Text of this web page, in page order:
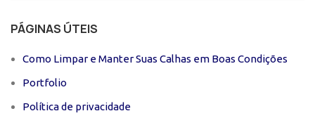
PÁGINAS ÚTEIS
Como Limpar e Manter Suas Calhas em Boas Condições
Portfolio
Política de privacidade